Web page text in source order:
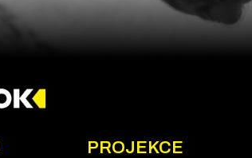
PROJEKCE